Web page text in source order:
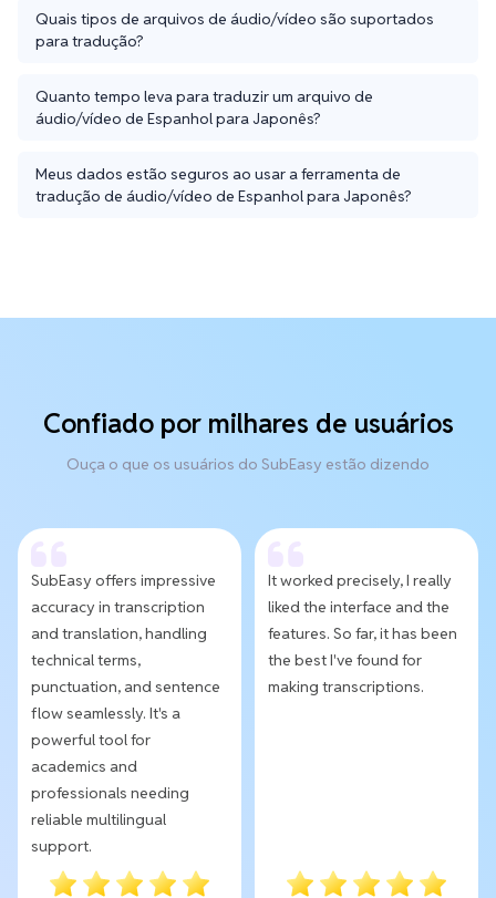
Quais tipos de arquivos de áudio/vídeo são suportados
para tradução?
Quanto tempo leva para traduzir um arquivo de
áudio/vídeo de Espanhol para Japonês?
Meus dados estão seguros ao usar a ferramenta de
tradução de áudio/vídeo de Espanhol para Japonês?
Confiado por milhares de usuários
Ouça o que os usuários do SubEasy estão dizendo
SubEasy offers impressive
accuracy in transcription
and translation, handling
technical terms,
punctuation, and sentence
flow seamlessly. It's a
powerful tool for
academics and
professionals needing
reliable multilingual
support.
It worked precisely, I really
liked the interface and the
features. So far, it has been
the best I've found for
making transcriptions.